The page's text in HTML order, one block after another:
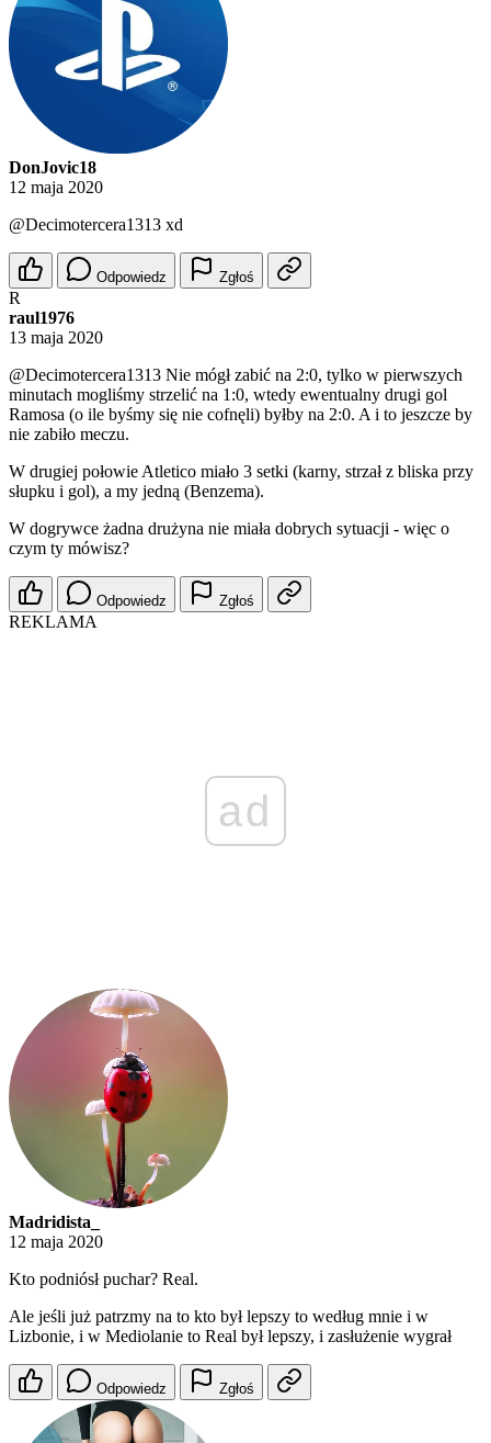
DonJovic18
12 maja 2020
@Decimotercera1313 xd
Odpowiedz Zgłoś
R
raul1976
13 maja 2020
@Decimotercera1313 Nie mógł zabić na 2:0, tylko w pierwszych
minutach mogliśmy strzelić na 1:0, wtedy ewentualny drugi gol
Ramosa (o ile byśmy się nie cofnęli) byłby na 2:0. A i to jeszcze by
nie zabiło meczu.
W drugiej połowie Atletico miało 3 setki (karny, strzał z bliska przy
słupku i gol), a my jedną (Benzema).
W dogrywce żadna drużyna nie miała dobrych sytuacji - więc o
czym ty mówisz?
Odpowiedz Zgłoś
REKLAMA
ad
Madridista_
12 maja 2020
Kto podniósł puchar? Real.
Ale jeśli już patrzmy na to kto był lepszy to według mnie i w
Lizbonie, i w Mediolanie to Real był lepszy, i zasłużenie wygrał
Odpowiedz Zgłoś